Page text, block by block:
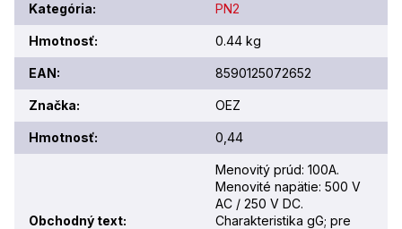
Kategória: PN2
Hmotnosť: 0.44 kg
EAN: 8590125072652
Značka: OEZ
Hmotnosť: 0,44
Obchodný text:
Menovitý prúd: 100A.
Menovité napätie: 500 V
AC / 250 V DC.
Charakteristika gG; pre